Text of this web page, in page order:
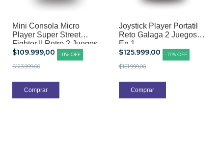
Mini Consola Micro
Player Super Street
Fighter II Retro 2 Juegos
en 1
$109.999,00 -11% OFF
$123.999,00
Joystick Player Portatil
Reto Galaga 2 Juegos
En 1
$125.999,00 -17% OFF
$151.999,00